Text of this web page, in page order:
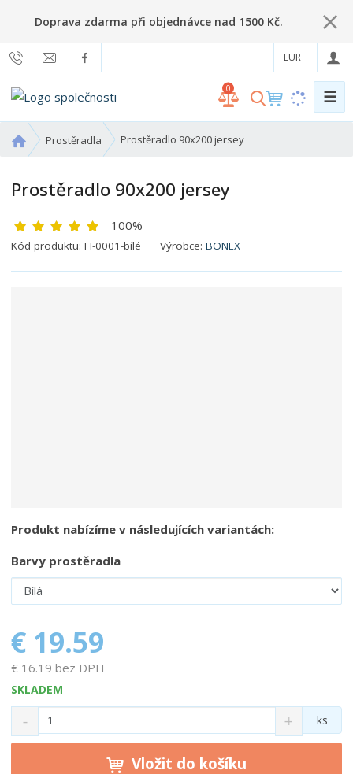
Doprava zdarma při objednávce nad 1500 Kč.
EUR
V
0 ☰
v
d
s
Prostěradla Prostěradlo 90x200 jersey
Prostěradlo 90x200 jersey
100%
Kód produktu:FI-0001-bílé Výrobce:BONEX
Produkt nabízíme v následujících variantách:
Barvy prostěradla
€ 19.59
€ 16.19 bez DPH
SKLADEM
ě
N
a
v
S
í
ks
Vložit do košíku